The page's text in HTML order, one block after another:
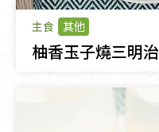
主食 其他
柚香玉子燒三明治